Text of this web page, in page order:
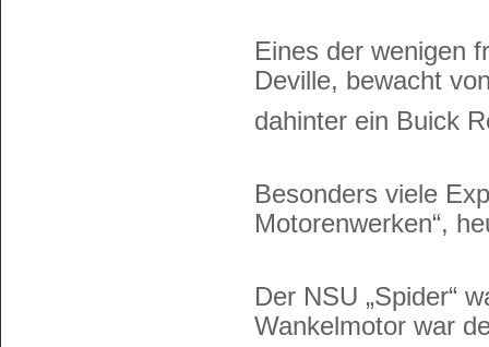
Eines der wenigen
Deville, bewacht
dahinter ein Buick
Besonders viele
Motorenwerken“,
Der NSU „Spider“
Wankelmotor war